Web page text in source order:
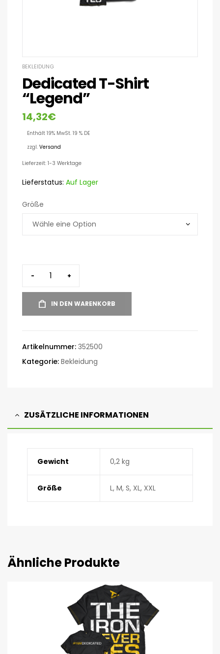
BEKLEIDUNG
Dedicated T-Shirt
“Legend”
14,32€
Enthält 19% MwSt. 19 % DE
zzgl. Versand
Lieferzeit: 1-3 Werktage
Lieferstatus: Auf Lager
Größe
- +
IN DEN WARENKORB
Artikelnummer: 352500
Kategorie: Bekleidung
ZUSÄTZLICHE INFORMATIONEN
Gewicht 0,2 kg
Größe L, M, S, XL, XXL
Ähnliche Produkte